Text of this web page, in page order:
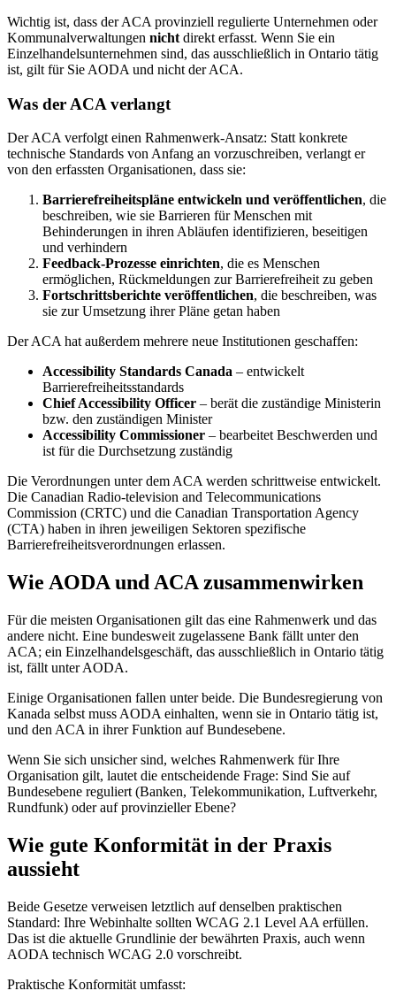
Wichtig ist, dass der ACA provinziell regulierte Unternehmen oder
Kommunalverwaltungen nicht direkt erfasst. Wenn Sie ein
Einzelhandelsunternehmen sind, das ausschließlich in Ontario tätig
ist, gilt für Sie AODA und nicht der ACA.
Was der ACA verlangt
Der ACA verfolgt einen Rahmenwerk-Ansatz: Statt konkrete
technische Standards von Anfang an vorzuschreiben, verlangt er
von den erfassten Organisationen, dass sie:
Barrierefreiheitspläne entwickeln und veröffentlichen, die
beschreiben, wie sie Barrieren für Menschen mit
Behinderungen in ihren Abläufen identifizieren, beseitigen
und verhindern
Feedback-Prozesse einrichten, die es Menschen
ermöglichen, Rückmeldungen zur Barrierefreiheit zu geben
Fortschrittsberichte veröffentlichen, die beschreiben, was
sie zur Umsetzung ihrer Pläne getan haben
Der ACA hat außerdem mehrere neue Institutionen geschaffen:
Accessibility Standards Canada – entwickelt
Barrierefreiheitsstandards
Chief Accessibility Officer – berät die zuständige Ministerin
bzw. den zuständigen Minister
Accessibility Commissioner – bearbeitet Beschwerden und
ist für die Durchsetzung zuständig
Die Verordnungen unter dem ACA werden schrittweise entwickelt.
Die Canadian Radio-television and Telecommunications
Commission (CRTC) und die Canadian Transportation Agency
(CTA) haben in ihren jeweiligen Sektoren spezifische
Barrierefreiheitsverordnungen erlassen.
Wie AODA und ACA zusammenwirken
Für die meisten Organisationen gilt das eine Rahmenwerk und das
andere nicht. Eine bundesweit zugelassene Bank fällt unter den
ACA; ein Einzelhandelsgeschäft, das ausschließlich in Ontario tätig
ist, fällt unter AODA.
Einige Organisationen fallen unter beide. Die Bundesregierung von
Kanada selbst muss AODA einhalten, wenn sie in Ontario tätig ist,
und den ACA in ihrer Funktion auf Bundesebene.
Wenn Sie sich unsicher sind, welches Rahmenwerk für Ihre
Organisation gilt, lautet die entscheidende Frage: Sind Sie auf
Bundesebene reguliert (Banken, Telekommunikation, Luftverkehr,
Rundfunk) oder auf provinzieller Ebene?
Wie gute Konformität in der Praxis
aussieht
Beide Gesetze verweisen letztlich auf denselben praktischen
Standard: Ihre Webinhalte sollten WCAG 2.1 Level AA erfüllen.
Das ist die aktuelle Grundlinie der bewährten Praxis, auch wenn
AODA technisch WCAG 2.0 vorschreibt.
Praktische Konformität umfasst: